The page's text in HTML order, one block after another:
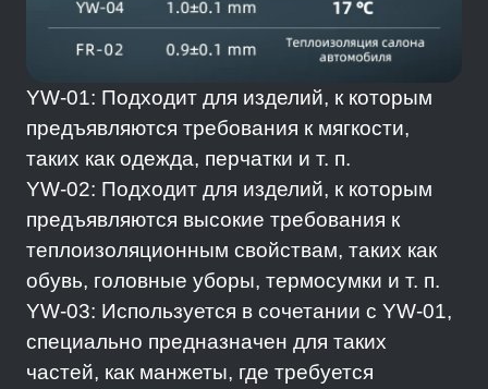
YW-01: Подходит для изделий, к которым
предъявляются требования к мягкости,
таких как одежда, перчатки и т. п.
YW-02: Подходит для изделий, к которым
предъявляются высокие требования к
теплоизоляционным свойствам, таких как
обувь, головные уборы, термосумки и т. п.
YW-03: Используется в сочетании с YW-01,
специально предназначен для таких
частей, как манжеты, где требуется